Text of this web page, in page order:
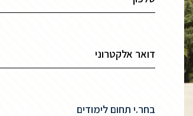
בחר.י תחום לימודים